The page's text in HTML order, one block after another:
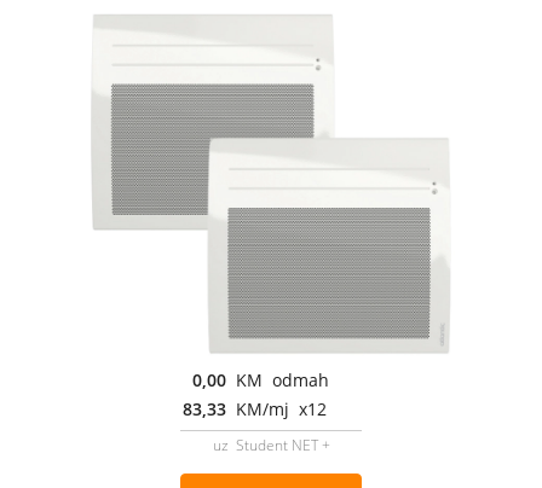
0,00 KM odmah
83,33 KM/mj x12
uz Student NET +